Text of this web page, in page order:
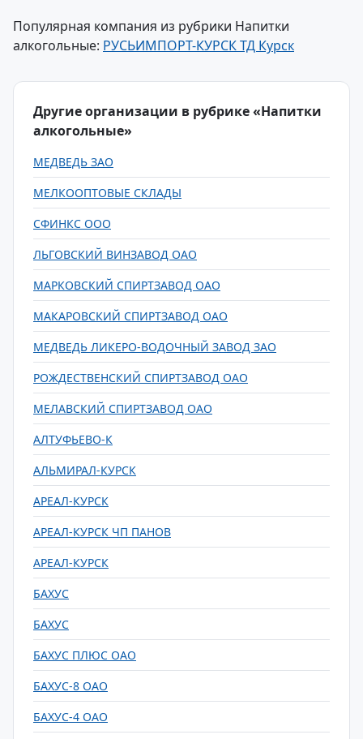
Популярная компания из рубрики Напитки
алкогольные: РУСЬИМПОРТ-КУРСК ТД Курск
Другие организации в рубрике «Напитки
алкогольные»
МЕДВЕДЬ ЗАО
МЕЛКООПТОВЫЕ СКЛАДЫ
СФИНКС ООО
ЛЬГОВСКИЙ ВИНЗАВОД ОАО
МАРКОВСКИЙ СПИРТЗАВОД ОАО
МАКАРОВСКИЙ СПИРТЗАВОД ОАО
МЕДВЕДЬ ЛИКЕРО-ВОДОЧНЫЙ ЗАВОД ЗАО
РОЖДЕСТВЕНСКИЙ СПИРТЗАВОД ОАО
МЕЛАВСКИЙ СПИРТЗАВОД ОАО
АЛТУФЬЕВО-К
АЛЬМИРАЛ-КУРСК
АРЕАЛ-КУРСК
АРЕАЛ-КУРСК ЧП ПАНОВ
АРЕАЛ-КУРСК
БАХУС
БАХУС
БАХУС ПЛЮС ОАО
БАХУС-8 ОАО
БАХУС-4 ОАО